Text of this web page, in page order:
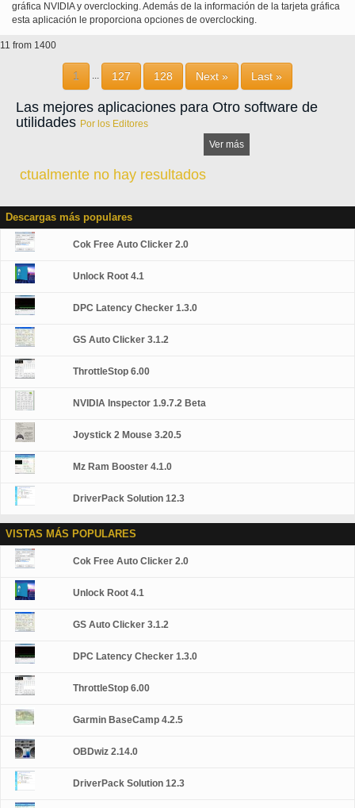
gráfica NVIDIA y overclocking. Además de la información de la tarjeta gráfica
esta aplicación le proporciona opciones de overclocking.
11 from 1400
1 ... 127 128 Next » Last »
Las mejores aplicaciones para Otro software de
utilidades Por los Editores
Ver más
ctualmente no hay resultados
Descargas más populares
Cok Free Auto Clicker 2.0
Unlock Root 4.1
DPC Latency Checker 1.3.0
GS Auto Clicker 3.1.2
ThrottleStop 6.00
NVIDIA Inspector 1.9.7.2 Beta
Joystick 2 Mouse 3.20.5
Mz Ram Booster 4.1.0
DriverPack Solution 12.3
VISTAS MÁS POPULARES
Cok Free Auto Clicker 2.0
Unlock Root 4.1
GS Auto Clicker 3.1.2
DPC Latency Checker 1.3.0
ThrottleStop 6.00
Garmin BaseCamp 4.2.5
OBDwiz 2.14.0
DriverPack Solution 12.3